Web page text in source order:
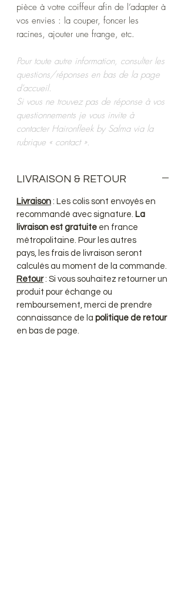
pièce à votre coiffeur afin de l’adapter à
vos envies : la couper, foncer les
racines, ajouter une frange, etc.
Pour toute autre information, consulter les
questions/réponses en bas de la page
d’accueil.
Si vous ne trouvez pas de réponse à vos
questionnements je vous invite à
contacter Haironfleek by Salma via la
rubrique « contact ».
LIVRAISON & RETOUR
Livraison : Les colis sont envoyés en
recommandé avec signature. La
livraison est gratuite en france
métropolitaine. Pour les autres
pays, les frais de livraison seront
calculés au moment de la commande.
Retour: Si vous souhaitez retourner un
produit pour échange ou
remboursement, merci de prendre
connaissance de la politique de retour
en bas de page.